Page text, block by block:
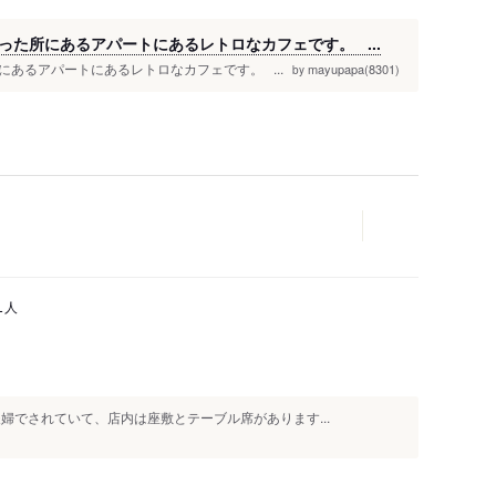
た所にあるアパートにあるレトロなカフェです。 ...
あるアパートにあるレトロなカフェです。 ... by mayupapa(8301)
人
でされていて、店内は座敷とテーブル席があります...